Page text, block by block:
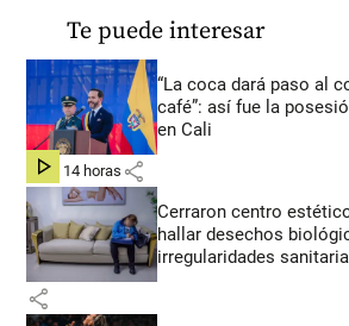
Te puede interesar
“La coca dará paso al
café”: así fue la
en Cali
hace 14 horas share
Cerraron centro
hallar desechos
irregularidades
share